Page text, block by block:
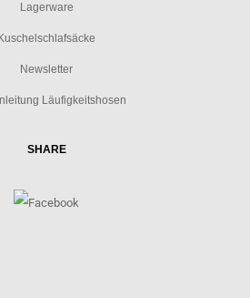
Lagerware
Kuschelschlafsäcke
Newsletter
Läufigkeitshosen
SHARE